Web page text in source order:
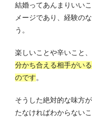
結婚ってあんまりいい
メージであり、経験の
う。
楽しいことや辛いこと
分かち合える相手がい
のです。
そうした絶対的な味方
たなければわからない